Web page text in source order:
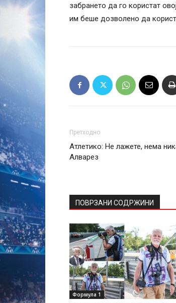
забрането да го користат
им беше дозволено да
Претходно
Атлетико: Не лажете, нема
Алварез
ПОВРЗАНИ СОДРЖИНИ
Формула 1